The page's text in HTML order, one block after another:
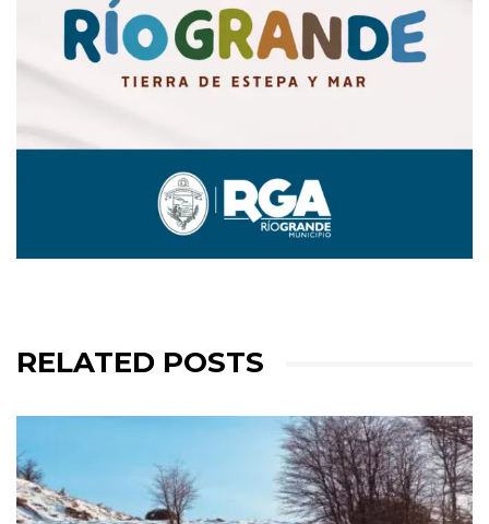
RELATED POSTS